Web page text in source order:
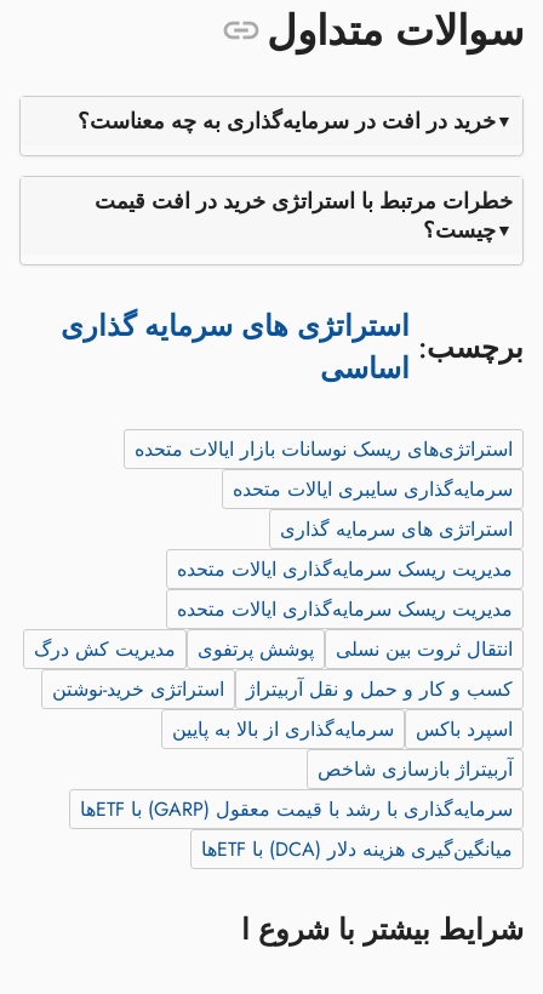
سوالات متداول
خرید در افت در سرمایه‌گذاری به چه معناست؟
خطرات مرتبط با استراتژی خرید در افت قیمت
چیست؟
برچسب: استراتژی های سرمایه گذاری
اساسی
استراتژی‌های ریسک نوسانات بازار ایالات متحده
سرمایه‌گذاری سایبری ایالات متحده
استراتژی های سرمایه گذاری
مدیریت ریسک سرمایه‌گذاری ایالات متحده
مدیریت ریسک سرمایه‌گذاری ایالات متحده
انتقال ثروت بین نسلی
پوشش پرتفوی
مدیریت کش درگ
کسب و کار و حمل و نقل آربیتراژ
استراتژی خرید-نوشتن
اسپرد باکس
سرمایه‌گذاری از بالا به پایین
آربیتراژ بازسازی شاخص
سرمایه‌گذاری با رشد با قیمت معقول (GARP) با ETFها
میانگین‌گیری هزینه دلار (DCA) با ETFها
شرایط بیشتر با شروع ا